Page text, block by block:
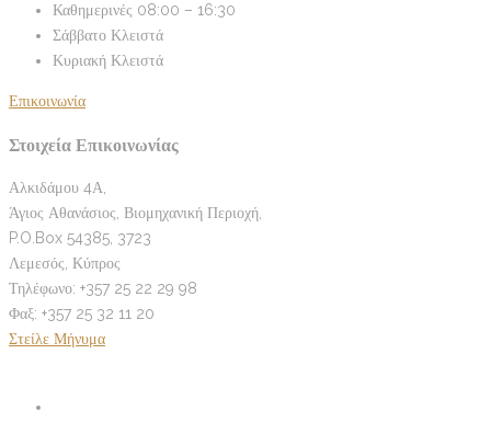
Καθημερινές 08:00 – 16:30
Σάββατο Κλειστά
Κυριακή Κλειστά
Επικοινωνία
Στοιχεία Επικοινωνίας
Αλκιδάμου 4Α,
Άγιος Αθανάσιος, Βιομηχανική Περιοχή,
P.O.Box 54385, 3723
Λεμεσός, Κύπρος
Τηλέφωνο: +357 25 22 29 98
Φαξ: +357 25 32 11 20
Στείλε Μήνυμα